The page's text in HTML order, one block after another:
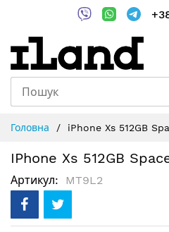
Content
Головна iPhone Xs 512GB
IPhone Xs 512GB
Артикул MT9L2